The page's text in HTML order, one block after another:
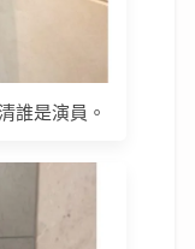
誰是演員。